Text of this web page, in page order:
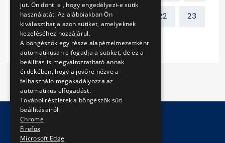
7 8 9 10 22 23
Következő
jut. Ön dönti el, hogy engedélyezi-e sütik
használatát. Az alábbiakban Ön
kiválaszthatja azon sütiket, amelyeknek
kezeléséhez hozzájárul.
A böngészők egy része alapértelmezettként
automatikusan elfogadja a sütiket, de ez a
beállítás is megváltoztatható annak
érdekében, hogy a jövőre nézve a
felhasználó megakadályozza az
automatikus elfogadást.
További részletek a böngészők süti
beállításairól:
Chrome
Firefox
Microsoft Edge